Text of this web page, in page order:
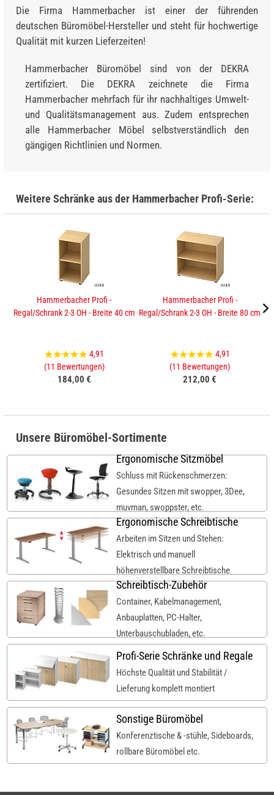
Die Firma Hammerbacher ist einer der führenden
deutschen Büromöbel-Hersteller und steht für hochwertige
Qualität mit kurzen Lieferzeiten!
Hammerbacher Büromöbel sind von der DEKRA
zertifiziert. Die DEKRA zeichnete die Firma
Hammerbacher mehrfach für ihr nachhaltiges Umwelt-
und Qualitätsmanagement aus. Zudem entsprechen
alle Hammerbacher Möbel selbstverständlich den
gängigen Richtlinien und Normen.
Weitere Schränke aus der Hammerbacher Profi-Serie:
Hammerbacher Profi -
Regal/Schrank 2-3 OH - Breite 40 cm
4,91
(11 Bewertungen)
184,00 €
Hammerbacher Profi -
Regal/Schrank 2-3 OH - Breite 80 cm
4,91
(11 Bewertungen)
212,00 €
Unsere Büromöbel-Sortimente
Ergonomische Sitzmöbel
Schluss mit Rückenschmerzen:
Gesundes Sitzen mit swopper, 3Dee,
muvman, swoppster, etc.
Ergonomische Schreibtische
Arbeiten im Sitzen und Stehen:
Elektrisch und manuell
höhenverstellbare Schreibtische
Schreibtisch-Zubehör
Container, Kabelmanagement,
Anbauplatten, PC-Halter,
Unterbauschubladen, etc.
Profi-Serie Schränke und Regale
Höchste Qualität und Stabilität /
Lieferung komplett montiert
Sonstige Büromöbel
Konferenztische & -stühle, Sideboards,
rollbare Büromöbel etc.